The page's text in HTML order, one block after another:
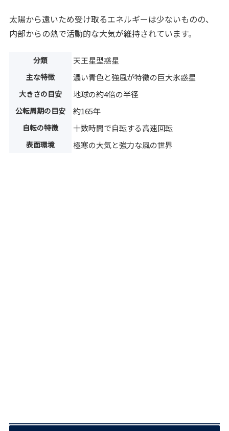
太陽から遠いため受け取るエネルギーは少ないものの、
内部からの熱で活動的な大気が維持されています。
分類 天王星型惑星
主な特徴 濃い青色と強風が特徴の巨大氷惑星
大きさの目安 地球の約4倍の半径
公転周期の目安 約165年
自転の特徴 十数時間で自転する高速回転
表面環境 極寒の大気と強力な風の世界